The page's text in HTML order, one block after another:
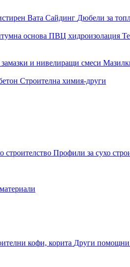
Вата Сайдинг Дюбели за
основа ПВЦ хидроизолация
и нивелиращи смеси
Строителна химия-други
строителство Профили за сухо
кофи, корита Други помощни